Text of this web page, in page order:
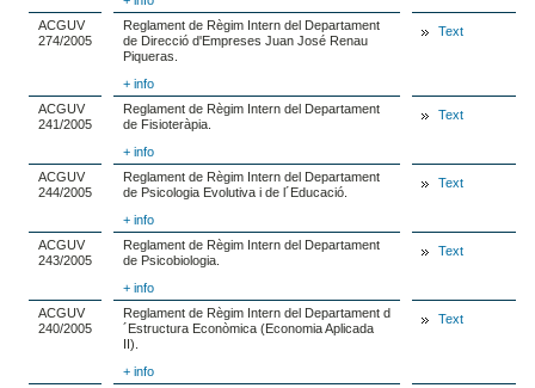
ACGUV
274/2005
Reglament de Règim Intern del Departament
de Direcció d'Empreses Juan José Renau
Piqueras.
+ info
Text
ACGUV
241/2005
Reglament de Règim Intern del Departament
de Fisioteràpia.
+ info
Text
ACGUV
244/2005
Reglament de Règim Intern del Departament
de Psicologia Evolutiva i de l´Educació.
+ info
Text
ACGUV
243/2005
Reglament de Règim Intern del Departament
de Psicobiologia.
+ info
Text
ACGUV
240/2005
Reglament de Règim Intern del Departament d
´Estructura Econòmica (Economia Aplicada
II).
+ info
Text